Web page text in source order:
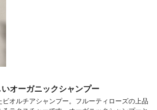
オーガニックシャンプー
オルチアシャンプー。フルーティローズの上品